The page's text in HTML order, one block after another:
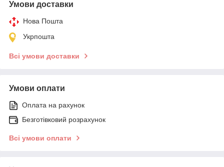
Умови доставки
Нова Пошта
Укрпошта
Всі умови доставки
Умови оплати
Оплата на рахунок
Безготівковий розрахунок
Всі умови оплати